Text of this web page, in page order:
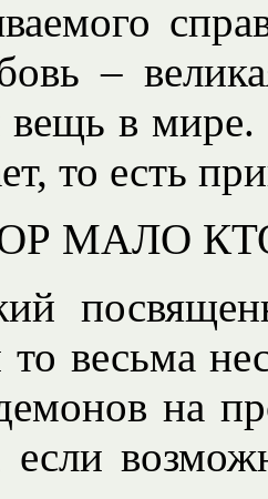
–
вещь в
то есть
МАЛО
весьма
на